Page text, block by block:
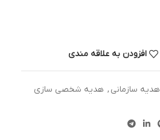
افزودن به علاقه مندی
هدیه سازمانی , هدیه شخصی سازی